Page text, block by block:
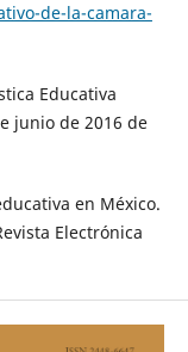
de-la-camara-
Educativa
junio de 2016 de
en México.
Electrónica